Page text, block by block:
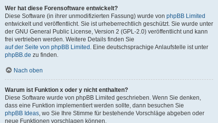
Wer hat diese Forensoftware entwickelt?
Diese Software (in ihrer unmodifizierten Fassung) wurde von phpBB Limited
entwickelt und veröffentlicht. Sie ist urheberrechtlich geschützt. Sie wurde unter
der GNU General Public License, Version 2 (GPL-2.0) veröffentlicht und kann
frei vertrieben werden. Weitere Details finden Sie
auf der Seite von phpBB Limited . Eine deutschsprachige Anlaufstelle ist unter
phpBB.de zu finden.
Nach oben
Warum ist Funktion x oder y nicht enthalten?
Diese Software wurde von phpBB Limited geschrieben. Wenn Sie denken,
dass eine Funktion implementiert werden sollte, dann besuchen Sie
phpBB Ideas, wo Sie Ihre Stimme für bestehende Vorschläge abgeben oder
neue Funktionen vorschlagen können.